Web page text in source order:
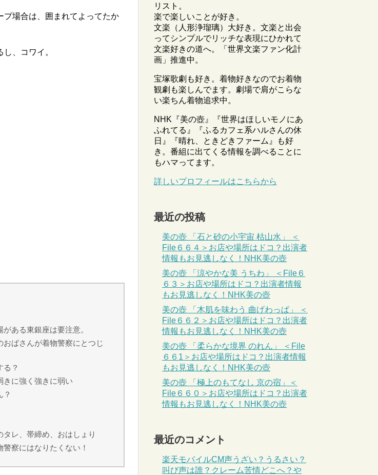
プ場合は、囲まれてよってたか
、コワイ。
ある東銀座は要注意。
ばさんが着物警察にとつじ
る？
きに強く強きに弱い
？
タレ、帯締め、おはしょり
察にはなりたくない！
リスト。
楽で楽しいことが好き。
文楽（人形浄瑠璃）大好き。文楽と出会
ってシンプルでリッチな表現にひかれて
文楽好きの道へ。「世界文楽ファン化計
画」推進中。
宝塚歌劇も好き。着物好きなのでお着物
観劇も楽しんでます。劇場で肩がこらな
い楽ちん着物追求中。
NHK『美の壺』『世界はほしいモノにあ
ふれてる』『ふるカフェ系ハルさんの休
日』『晴れ、ときどきファーム』も好
き。番組に出てくる情報を調べることに
もハマってます。
詳しいプロフィールはこちらから
最近の投稿
美の壺 「石と砂の小宇宙 枯山水」 ＜
File６６４＞お店や場所はドコ？出演者
情報もお見逃しなく！NHK美の壺
美の壺 「涼やかな美 うちわ」 ＜File６
６３＞お店や場所はドコ？出演者情報
もお見逃しなく！NHK美の壺
美の壺 「木肌を味わう 曲げわっぱ」 ＜
File６６２＞お店や場所はドコ？出演者
情報もお見逃しなく！NHK美の壺
美の壺 「柔らかな境界 のれん」 ＜File
６６1＞お店や場所はドコ？出演者情報
もお見逃しなく！NHK美の壺
美の壺 「極上のもてなし 京の宿」＜
File６６０＞お店や場所はドコ？出演者
情報もお見逃しなく！NHK美の壺
最近のコメント
楽天モバイルCM声うざい？うるさい？
叫び声は誰？クレーム苦情どこへ？や